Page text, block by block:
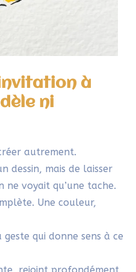
très
précieux conseils.
Répondre
ton commentaire!
envie d’explorer
façon libératrice
son intuition!